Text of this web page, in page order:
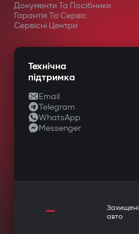
Документи Та Посібники
Гарантія Та Сервіс
Сервісні Центри
Технічна
підтримка
Email
Telegram
WhatsApp
Messenger
—
Захищені
авто